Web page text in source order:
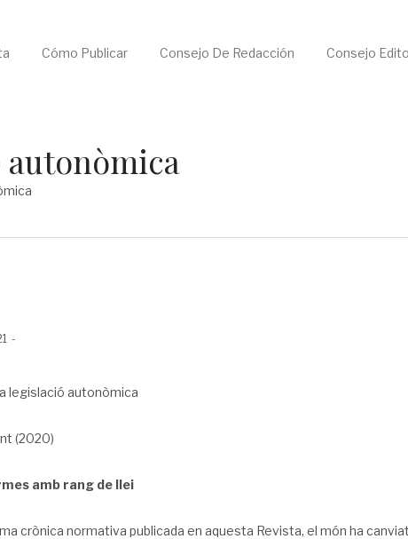
Cómo Publicar Consejo De Redacción Consejo
legislació autonòmica
(2020)
amb rang de llei
crònica normativa publicada en aquesta Revista, el món ha